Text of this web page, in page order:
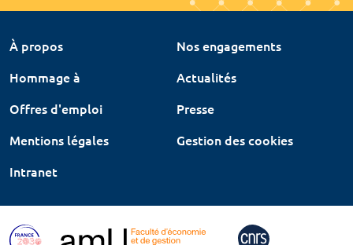
À propos
Nos engagements
Hommage à
Actualités
Offres d'emploi
Presse
Mentions légales
Gestion des cookies
Intranet